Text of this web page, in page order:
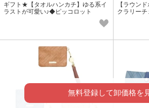
ギフト★【タオルハンカチ】ゆる系イ
ラストが可愛い♪◆ピッコロット
【ラウン
クラリーチ
無料登録して卸価格を